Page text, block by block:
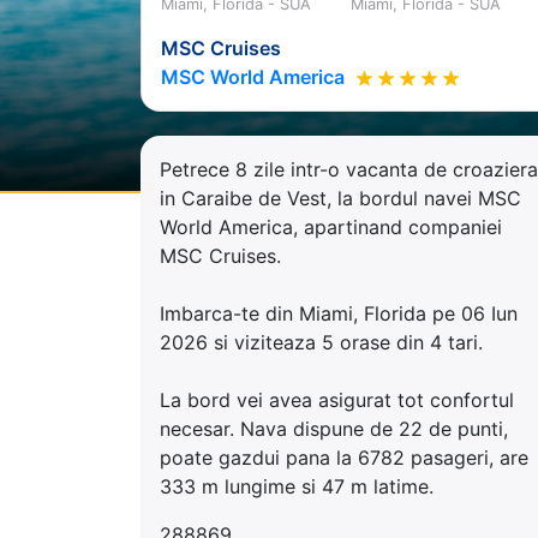
Miami, Florida - SUA Miami, Florida - SUA
MSC Cruises
MSC World America
Petrece 8 zile intr-o vacanta de croaziera
in Caraibe de Vest, la bordul navei MSC
World America, apartinand companiei
MSC Cruises.
Imbarca-te din Miami, Florida pe 06 Iun
2026 si viziteaza 5 orase din 4 tari.
La bord vei avea asigurat tot confortul
necesar. Nava dispune de 22 de punti,
poate gazdui pana la 6782 pasageri, are
333 m lungime si 47 m latime.